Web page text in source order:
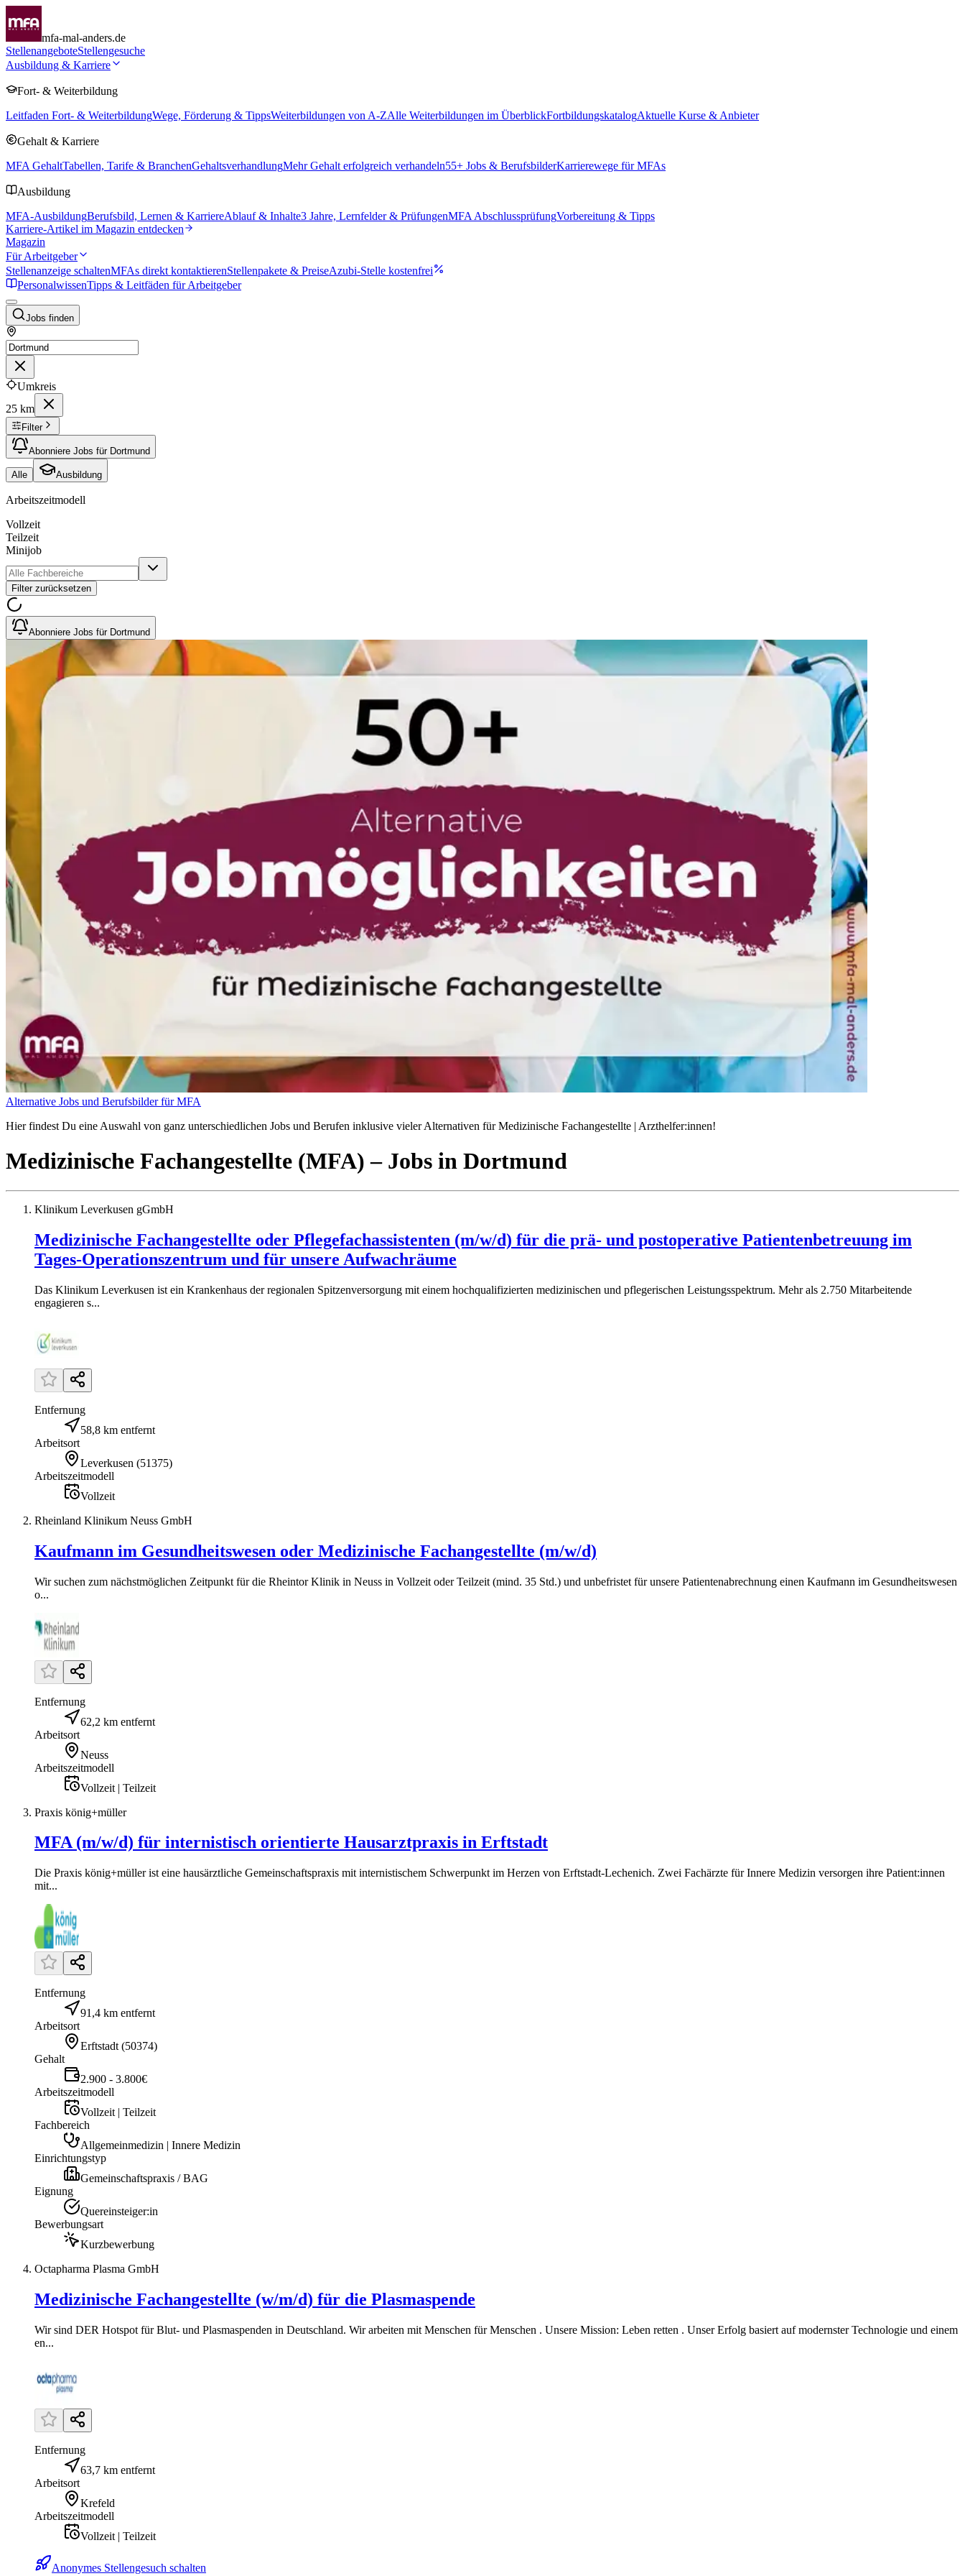
mfa-mal-anders.de
StellenangeboteStellengesuche
Ausbildung & Karriere
Fort- & Weiterbildung
Leitfaden Fort- & WeiterbildungWege, Förderung & TippsWeiterbildungen von A-ZAlle Weiterbildungen im ÜberblickFortbildungskatalogAktuelle Kurse & Anbieter
Gehalt & Karriere
MFA GehaltTabellen, Tarife & BranchenGehaltsverhandlungMehr Gehalt erfolgreich verhandeln55+ Jobs & BerufsbilderKarrierewege für MFAs
Ausbildung
MFA-AusbildungBerufsbild, Lernen & KarriereAblauf & Inhalte3 Jahre, Lernfelder & PrüfungenMFA AbschlussprüfungVorbereitung & Tipps
Karriere-Artikel im Magazin entdecken
Magazin
Für Arbeitgeber
Stellenanzeige schaltenMFAs direkt kontaktierenStellenpakete & PreiseAzubi-Stelle kostenfrei
PersonalwissenTipps & Leitfäden für Arbeitgeber
Jobs finden
Umkreis
25 km
Filter
Abonniere Jobs für Dortmund
Alle Ausbildung
Arbeitszeitmodell
Vollzeit
Teilzeit
Minijob
Filter zurücksetzen
Abonniere Jobs für Dortmund
Alternative Jobs und Berufsbilder für MFA
Hier findest Du eine Auswahl von ganz unterschiedlichen Jobs und Berufen inklusive vieler Alternativen für Medizinische Fachangestellte | Arzthelfer:innen!
Medizinische Fachangestellte (MFA) – Jobs in Dortmund
Klinikum Leverkusen gGmbH
Medizinische Fachangestellte oder Pflegefachassistenten (m/w/d) für die prä- und postoperative Patientenbetreuung im
Tages-Operationszentrum und für unsere Aufwachräume
Das Klinikum Leverkusen ist ein Krankenhaus der regionalen Spitzenversorgung mit einem hochqualifizierten medizinischen und pflegerischen Leistungsspektrum. Mehr als 2.750 Mitarbeitende
engagieren s...
Entfernung
58,8 km entfernt
Arbeitsort
Leverkusen (51375)
Arbeitszeitmodell
Vollzeit
Rheinland Klinikum Neuss GmbH
Kaufmann im Gesundheitswesen oder Medizinische Fachangestellte (m/w/d)
Wir suchen zum nächstmöglichen Zeitpunkt für die Rheintor Klinik in Neuss in Vollzeit oder Teilzeit (mind. 35 Std.) und unbefristet für unsere Patientenabrechnung einen Kaufmann im Gesundheitswesen
o...
Entfernung
62,2 km entfernt
Arbeitsort
Neuss
Arbeitszeitmodell
Vollzeit | Teilzeit
Praxis könig+müller
MFA (m/w/d) für internistisch orientierte Hausarztpraxis in Erftstadt
Die Praxis könig+müller ist eine hausärztliche Gemeinschaftspraxis mit internistischem Schwerpunkt im Herzen von Erftstadt-Lechenich. Zwei Fachärzte für Innere Medizin versorgen ihre Patient:innen
mit...
Entfernung
91,4 km entfernt
Arbeitsort
Erftstadt (50374)
Gehalt
2.900 - 3.800€
Arbeitszeitmodell
Vollzeit | Teilzeit
Fachbereich
Allgemeinmedizin | Innere Medizin
Einrichtungstyp
Gemeinschaftspraxis / BAG
Eignung
Quereinsteiger:in
Bewerbungsart
Kurzbewerbung
Octapharma Plasma GmbH
Medizinische Fachangestellte (w/m/d) für die Plasmaspende
Wir sind DER Hotspot für Blut- und Plasmaspenden in Deutschland. Wir arbeiten mit Menschen für Menschen . Unsere Mission: Leben retten . Unser Erfolg basiert auf modernster Technologie und einem
en...
Entfernung
63,7 km entfernt
Arbeitsort
Krefeld
Arbeitszeitmodell
Vollzeit | Teilzeit
Anonymes Stellengesuch schalten